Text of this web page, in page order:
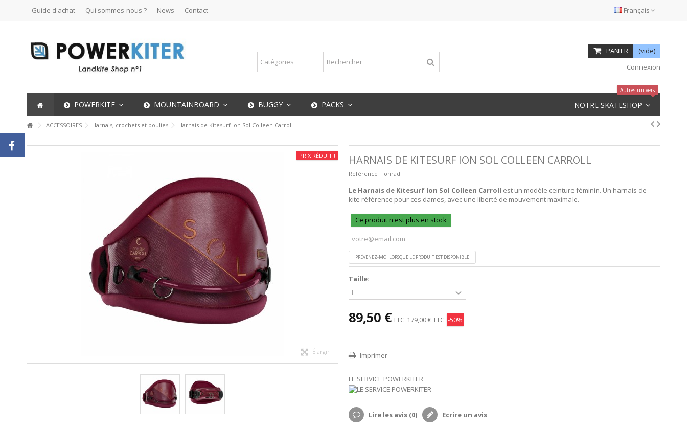
Français
Guide d'achat Qui sommes-nous ? News Contact
PANIER
(vide)
Connexion
POWERKITE MOUNTAINBOARD BUGGY PACKS NOTRE SKATESHOP
Autres univers
ACCESSOIRES Harnais, crochets et poulies Harnais de Kitesurf Ion Sol Colleen Carroll
PRIX RÉDUIT !
Élargir
HARNAIS DE KITESURF ION SOL COLLEEN CARROLL
Référence : ionrad
Le Harnais de Kitesurf Ion Sol Colleen Carroll est un modèle ceinture féminin. Un harnais de
kite référence pour ces dames, avec une liberté de mouvement maximale.
Ce produit n'est plus en stock
PRÉVENEZ-MOI LORSQUE LE PRODUIT EST DISPONIBLE
Taille:
89,50 €TTC 179,00 €TTC -50%
Imprimer
LE SERVICE POWERKITER
Lire les avis (0) Ecrire un avis